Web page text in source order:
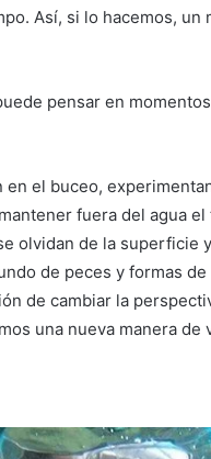
Así, si lo hacemos,
pensar en
en el buceo,
fuera del agua
olvidan de la superficie
de peces y formas
de cambiar la
una nueva manera de